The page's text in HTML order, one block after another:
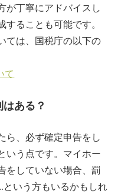
が丁寧にアドバイスし
ることも可能です。
ては、国税庁の以下の
て
ある？
ら、必ず確定申告をし
いう点です。マイホー
をしていない場合、罰
いう方もいるかもしれ